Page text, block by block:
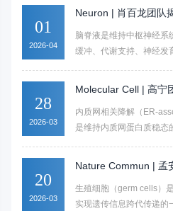
乏从基因组到糖质序列的
制了对于复杂糖质复合物
结构信息的长期缺失，也
在多种生理和病理过程中
实验室颜宁院士团队在
表研究成果，基于团队此
冻电镜研究策略，从清华
维，并解析了其 3.0-3.5 Å
次揭示了糖纤维从 “蛋白
系，证实糖介导的相互作
纤维 TLP-0，颠覆了高级
导的传统认知。该研究不
技术难题，验证了
的强大能力，更建立了 “
01
2026-04
Neuron | 肖百龙团队
脑脊液是维持中枢神经系
缓冲、代谢支持、神经发
的核心结构，暴露于脑脊
而，脉络丛上皮细胞如何
稳态，目前尚缺乏清晰的
28
2026-03
Molecular Cell | 高宁团队与合作者报道Erlin1/2在
内质网相关降解（ER-
是维持内质网蛋白质稳态
或功能异常的膜蛋白与腔
渐表明，ERAD不仅承担
分折叠正确的蛋白，精细
网与其他细胞器之间的
20
2026-03
Nature Commun | 孟
生殖细胞（germ cells）
实现遗传信息跨代传递的